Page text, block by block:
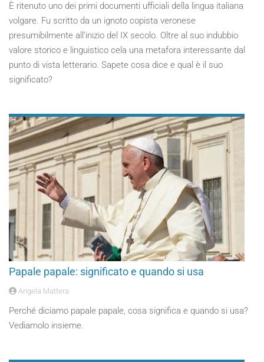
È ritenuto uno dei primi documenti ufficiali della lingua italiana
volgare. Fu scritto da un ignoto copista veronese
presumibilmente all’inizio del IX secolo. Oltre al suo indubbio
valore storico e linguistico cela una metafora interessante dal
punto di vista letterario. Sapete cosa dice e qual è il suo
significato?
Papale papale: significato e quando si usa
Angela Mattera
Perché diciamo papale papale, cosa significa e quando si usa?
Vediamolo insieme.